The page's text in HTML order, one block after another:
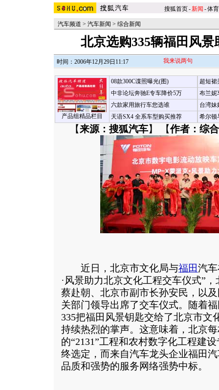
搜狐首页-新闻 -体育
汽车频道 > 汽车新闻 > 综合新闻
北京选购335辆福田风
时间：2006年12月29日11:17 我来说两句
产品组精品栏目
08款300C谍照曝光(图)
中非论坛奔驰E专车降价5万
六款家用旅行车您选谁
天语SX4 全系车型购买推荐
超短裙
布兰妮
台湾妹
希尔顿
【来源：搜狐汽车】 【作者：综
近日，北京市文化局与福田汽
·风景助力北京文化工程交车仪式”
蔡赴朝、北京市副市长孙安民，以
关部门领导出席了交车仪式。随着
335把福田风景钥匙交给了北京市文
持续热烈的掌声。这意味着，北京
的“2131”工程和农村数字化工程建
终选定，而来自汽车龙头企业福田
品质和强势的服务网络强势中标。